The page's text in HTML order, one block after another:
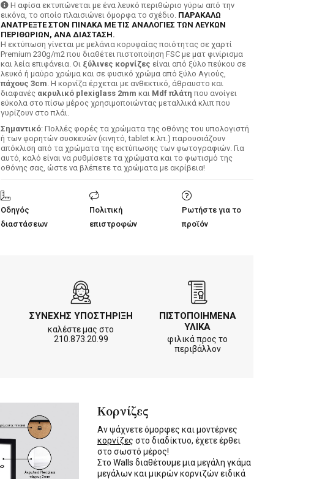
Η αφίσα εκτυπώνεται με ένα λευκό περιθώριο γύρω από την
εικόνα, το οποίο πλαισιώνει όμορφα το σχέδιο. ΠΑΡΑΚΑΛΩ
ΑΝΑΤΡΕΞΤΕ ΣΤΟΝ ΠΙΝΑΚΑ ΜΕ ΤΙΣ ΑΝΑΛΟΓΙΕΣ ΤΩΝ ΛΕΥΚΩΝ
ΠΕΡΙΘΩΡΙΩΝ, ΑΝΑ ΔΙΑΣΤΑΣΗ.
H εκτύπωση γίνεται με μελάνια κορυφαίας ποιότητας σε χαρτί
Premium 230g/m2 που διαθέτει πιστοποίηση FSC με ματ φινίρισμα
και λεία επιφάνεια. Οι ξύλινες κορνίζες είναι από ξύλο πεύκου σε
λευκό ή μαύρο χρώμα και σε φυσικό χρώμα από ξύλο Αγιούς,
πάχους 3cm. Η κορνίζα έρχεται με ανθεκτικό, άθραυστο και
διαφανές ακρυλικό plexiglass 2mm και Mdf πλάτη που ανοίγει
εύκολα στο πίσω μέρος χρησιμοποιώντας μεταλλικά κλιπ που
γυρίζουν στο πλάι.
Σημαντικό: Πολλές φορές τα χρώματα της οθόνης του υπολογιστή
ή των φορητών συσκευών (κινητό, tablet κ.λπ.) παρουσιάζουν
απόκλιση από τα χρώματα της εκτύπωσης των φωτογραφιών. Για
αυτό, καλό είναι να ρυθμίσετε τα χρώματα και το φωτισμό της
οθόνης σας, ώστε να βλέπετε τα χρώματα με ακρίβεια!
Οδηγός
διαστάσεων
Πολιτική
επιστροφών
Ρωτήστε για το
προϊόν
ΣΥΝΕΧΗΣ ΥΠΟΣΤΗΡΙΞΗ
καλέστε μας στο
210.873.20.99
ΠΙΣΤΟΠΟΙΗΜΕΝΑ
ΥΛΙΚΑ
φιλικά προς το
περιβάλλον
Κορνίζες
Αν ψάχνετε όμορφες και μοντέρνες
κορνίζες στο διαδίκτυο, έχετε έρθει
στο σωστό μέρος!
Στο Walls διαθέτουμε μια μεγάλη γκάμα
μεγάλων και μικρών κορνιζών ειδικά